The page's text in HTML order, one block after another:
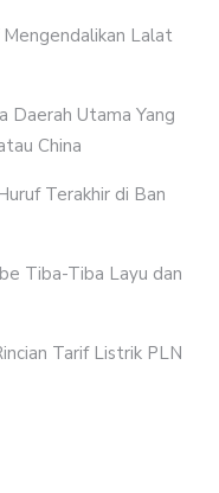
Lalat
Daerah Utama Yang
China
Terakhir di Ban
Tiba-Tiba Layu dan
Tarif Listrik PLN